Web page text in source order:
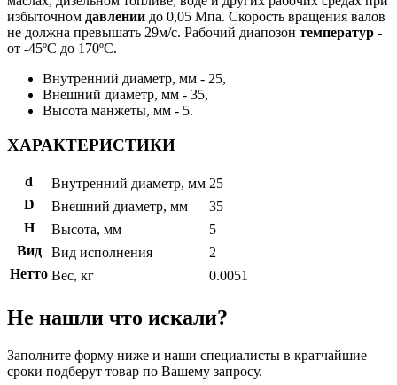
избыточном давлении до 0,05 Мпа. Скорость вращения валов
не должна превышать 29м/с. Рабочий диапозон температур -
от -45ºС до 170ºС.
Внутренний диаметр, мм - 25,
Внешний диаметр, мм - 35,
Высота манжеты, мм - 5.
ХАРАКТЕРИСТИКИ
d Внутренний диаметр, мм 25
D
Внешний диаметр, мм
35
H
Высота, мм
5
Вид
Вид исполнения
2
Нетто Вес, кг 0.0051
Не нашли что искали?
Заполните форму ниже и наши специалисты в кратчайшие
сроки подберут товар по Вашему запросу.